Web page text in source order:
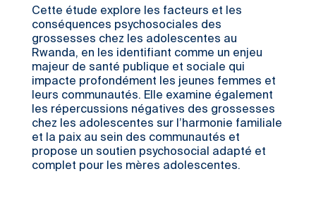
Cette étude explore les facteurs et les
conséquences psychosociales des
grossesses chez les adolescentes au
Rwanda, en les identifiant comme un enjeu
majeur de santé publique et sociale qui
impacte profondément les jeunes femmes et
leurs communautés. Elle examine également
les répercussions négatives des grossesses
chez les adolescentes sur l’harmonie familiale
et la paix au sein des communautés et
propose un soutien psychosocial adapté et
complet pour les mères adolescentes.